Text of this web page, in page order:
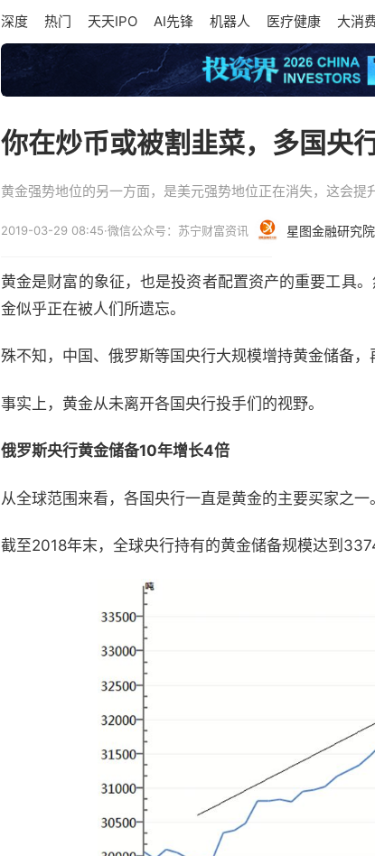
深度 热门 天天IPO AI先锋 机器人 医疗健康 大消
你在炒币或被割韭菜，多国央
黄金强势地位的另一方面，是美元强势地位正在消失，这会提
2019-03-29 08:45·微信公众号：苏宁财富资讯 星图金融研究院
黄金是财富的象征，也是投资者配置资产的重要工具
金似乎正在被人们所遗忘。
殊不知，中国、俄罗斯等国央行大规模增持黄金储备，
事实上，黄金从未离开各国央行投手们的视野。
俄罗斯央行黄金储备10年增长4倍
从全球范围来看，各国央行一直是黄金的主要买家之一。
截至2018年末，全球央行持有的黄金储备规模达到